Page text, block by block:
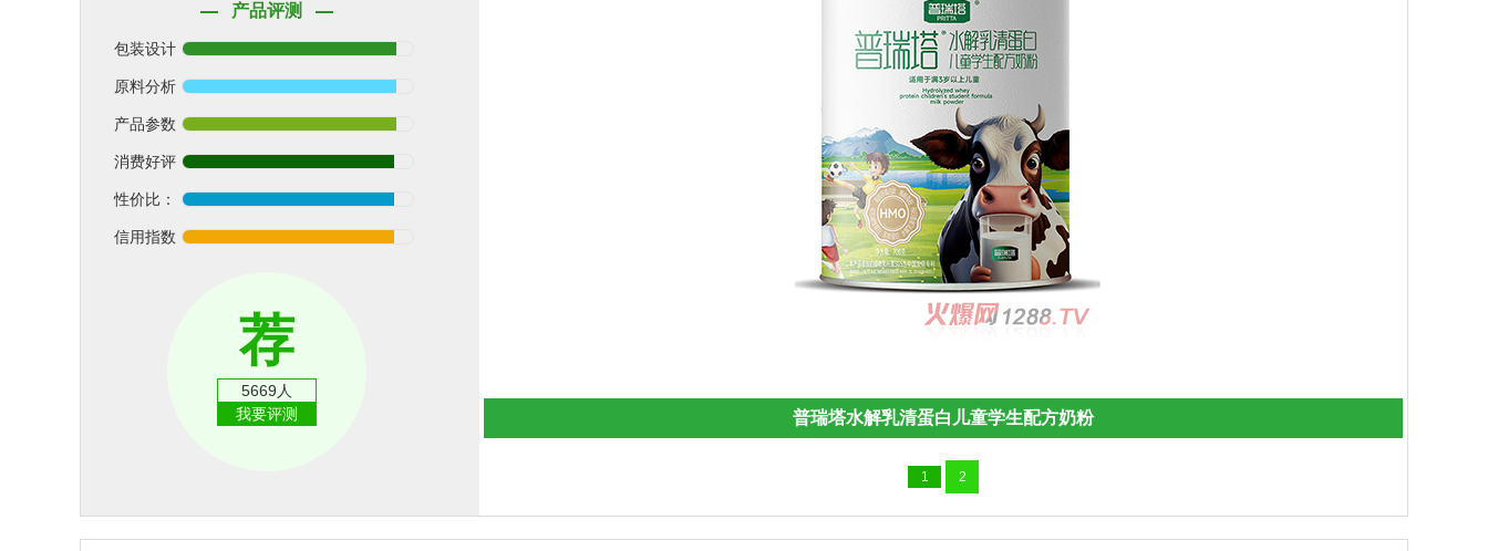
产品评测
包装设计
原料分析
产品参数
消费好评
性价比：
信用指数
荐
5669人
我要评测
普瑞塔水解乳清蛋白儿童学生配方奶粉
1 2